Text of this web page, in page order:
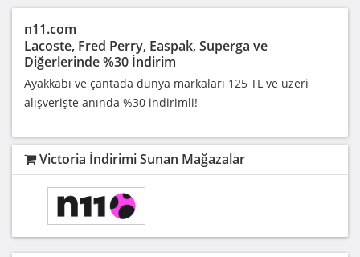
n11.com
Lacoste, Fred Perry, Easpak, Superga ve
Diğerlerinde %30 İndirim
Ayakkabı ve çantada dünya markaları 125 TL ve üzeri
alışverişte anında %30 indirimli!
Victoria İndirimi Sunan Mağazalar